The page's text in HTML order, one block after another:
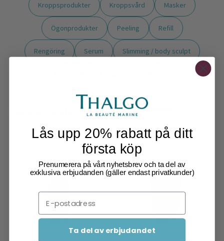
Kroppsprodukter Kroppsvård Masker
Ögonprodukter Peeling Refill
Rengöring Serum Slimming / body sculpt
SLUT I LAGER SLUT I LAGER
Lås upp 20% rabatt på ditt
första köp
Prenumerera på vårt nyhetsbrev och ta del av
exklusiva erbjudanden (gäller endast privatkunder)
Email
Ta del av erbjudandet